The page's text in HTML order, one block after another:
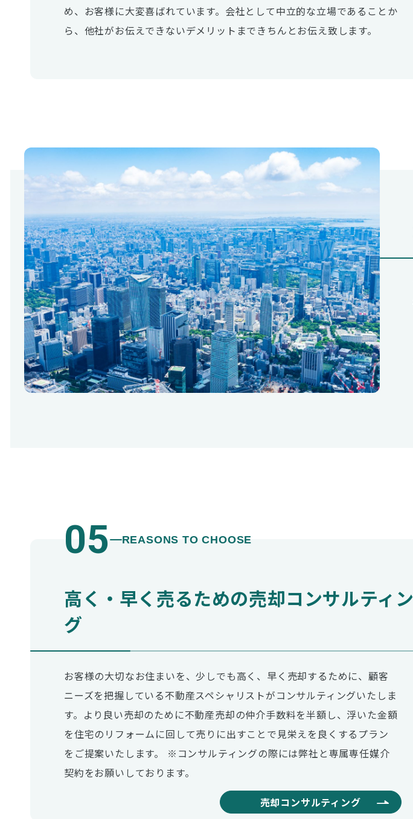
め、お客様に大変喜ばれています。会社として中立的な立場であることか
ら、他社がお伝えできないデメリットまできちんとお伝え致します。
05 REASONS TO CHOOSE
高く・早く売るための売却コンサルティン
グ
お客様の大切なお住まいを、少しでも高く、早く売却するために、顧客
ニーズを把握している不動産スペシャリストがコンサルティングいたしま
す。より良い売却のために不動産売却の仲介手数料を半額し、浮いた金額
を住宅のリフォームに回して売りに出すことで見栄えを良くするプラン
をご提案いたします。 ※コンサルティングの際には弊社と専属専任媒介
契約をお願いしております。
売却コンサルティング